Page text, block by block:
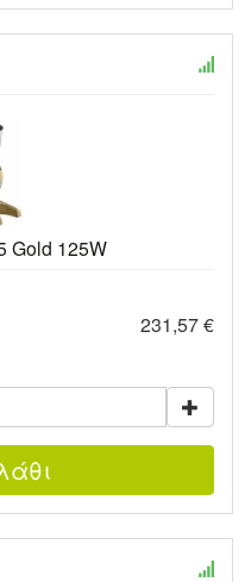
Gold 125W
231,57 €